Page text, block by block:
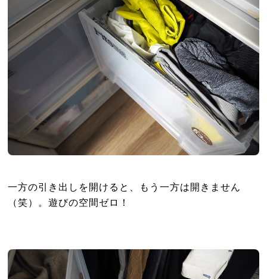
一方の引き出しを開けると、もう一方は開きません
（笑）。遊びの空間ゼロ！